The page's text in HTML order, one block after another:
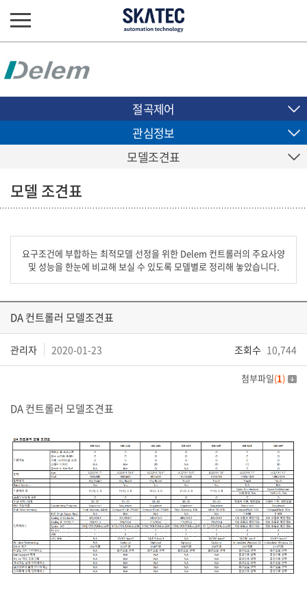
절곡제어
관심정보
모델조견표
모델 조견표
요구조건에 부합하는 최적모델 선정을 위한 Delem 컨트롤러의 주요사양
및 성능을 한눈에 비교해 보실 수 있도록 모델별로 정리해 놓았습니다.
DA 컨트롤러 모델조견표
관리자 2020-01-23 조회수 10,744
첨부파일(1)
DA 컨트롤러 모델조견표